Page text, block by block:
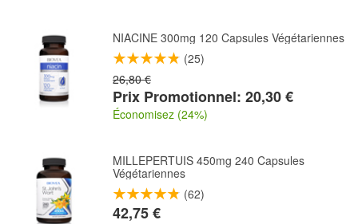
NIACINE 300mg 120 Capsules Végétariennes
(25)
26,80 €
Prix Promotionnel: 20,30 €
Économisez (24%)
MILLEPERTUIS 450mg 240 Capsules
Végétariennes
(62)
42,75 €